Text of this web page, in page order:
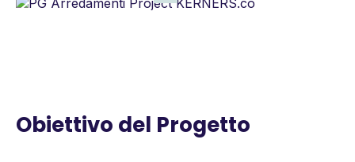
Obiettivo del Progetto